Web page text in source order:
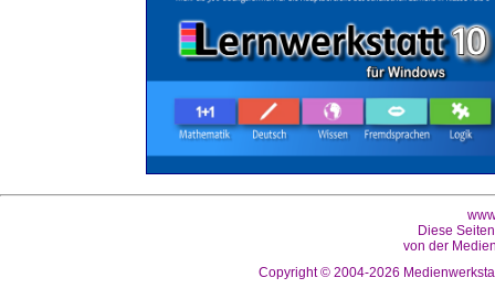
Diese
von der
Copyright © 2004-2026